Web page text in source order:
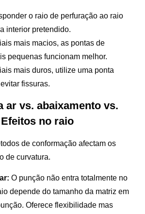
o raio de perfuração ao raio
interior pretendido.
mais macios, as pontas de
pequenas funcionam melhor.
mais duros, utilize uma ponta
fissuras.
ar vs. abaixamento vs.
no raio
de conformação afectam os
de curvatura.
O punção não entra totalmente no
depende do tamanho da matriz em
Oferece flexibilidade mas